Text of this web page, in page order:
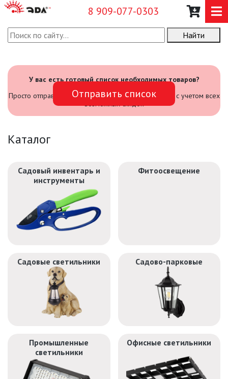
8 909-077-0303
О КОМПАНИИ
САДОВЫЙ ИНВЕНТАРЬ И
ИНСТРУМЕНТЫ
САДОВЫЕ СВЕТИЛЬНИКИ
САДОВЫЕ ФАСАДНЫЕ
СВЕТИЛЬНИКИ
РАСТЕНИЙ (ФИТОСВЕТИЛЬНИКИ)
АКСЕССУАРЫ ДЛЯ
ЭЛЕКТРОМОНТАЖА
Найти
У вас есть готовый список необходимых товаров?
Просто отправьте его нам и мы посчитаем стоимость с учетом всех
возможных скидок
Отправить список
Каталог
Садовый инвентарь и
инструменты
Фитоосвещение
Садовые светильники Садово-парковые
Промышленные
светильники
Офисные светильники